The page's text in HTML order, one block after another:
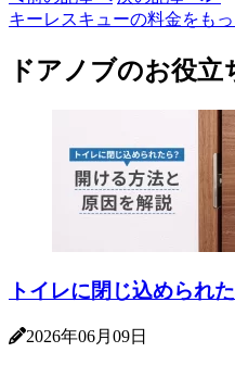
キーレスキューの料金をも
ドアノブのお役立
トイレに閉じ込められ
2026年06月09日